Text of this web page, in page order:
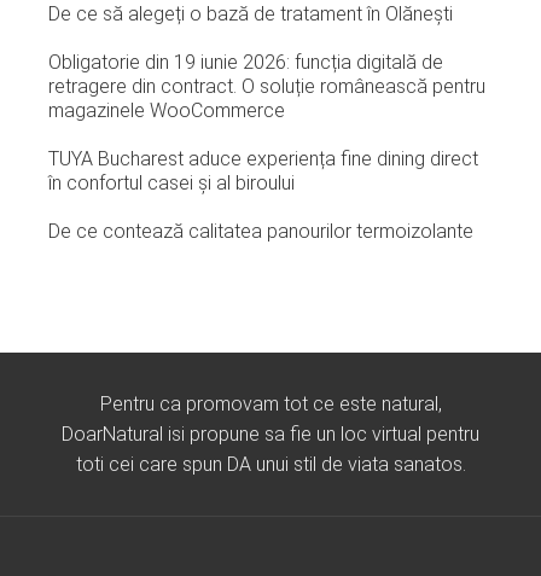
De ce să alegeți o bază de tratament în Olănești
Obligatorie din 19 iunie 2026: funcția digitală de
retragere din contract. O soluție românească pentru
magazinele WooCommerce
TUYA Bucharest aduce experiența fine dining direct
în confortul casei și al biroului
De ce contează calitatea panourilor termoizolante
Pentru ca promovam tot ce este natural,
DoarNatural isi propune sa fie un loc virtual pentru
toti cei care spun DA unui stil de viata sanatos.